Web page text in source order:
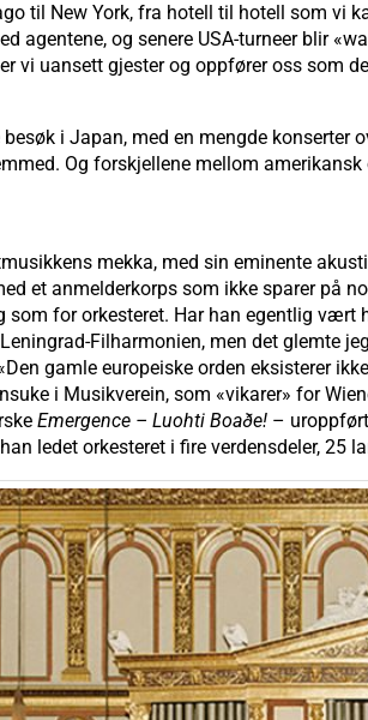
til New York, fra hotell til hotell som vi
agentene, og senere USA-turneer blir
vi uansett gjester og oppfører oss som
i Japan, med en mengde
Og forskjellene mellom
mekka, med sin eminente
et anmelderkorps som ikke sparer på
som for orkesteret. Har han egentlig
Filharmonien, men det glemte
gamle europeiske orden eksisterer
i Musikverein, som «vikarer» for
Emergence – Luohti Boaðe! –
ledet orkesteret i fire verdensdeler, 25